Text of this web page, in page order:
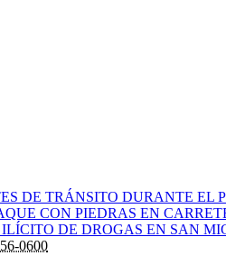
DE TRÁNSITO DURANTE EL
CON PIEDRAS EN
DE DROGAS EN SAN
0600